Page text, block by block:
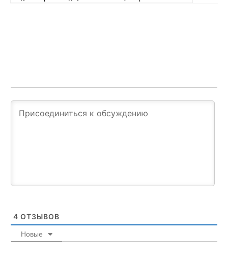
4 ОТЗЫВОВ
Новые